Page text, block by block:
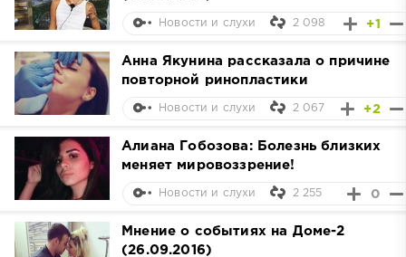
+1
Новости и слухи 2 098
Анна Якунина рассказала о причине
повторной ринопластики
+2
Новости и слухи 2 067
Алиана Гобозова: Болезнь близких
меняет мировоззрение!
0
Новости и слухи 2 255
Мнение о событиях на Доме-2
(26.09.2016)